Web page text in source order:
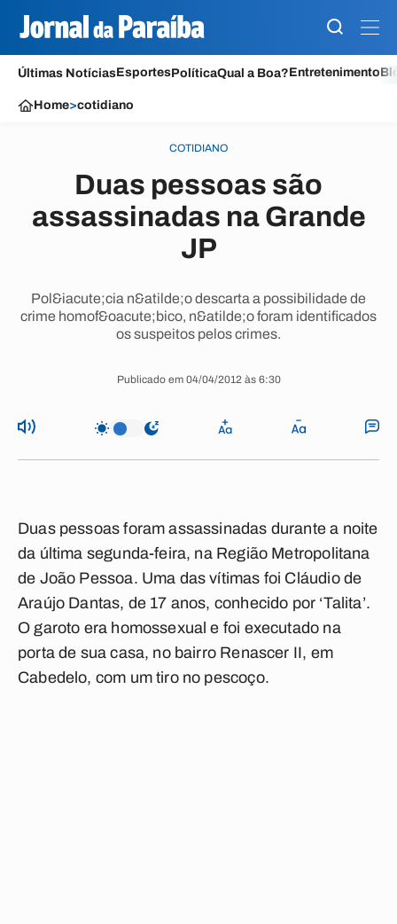
Últimas NotíciasEsportesPolíticaQual a Boa?Entretenimento
Home>cotidiano
COTIDIANO
Duas pessoas são
assassinadas na Grande
JP
Pol&iacute;cia n&atilde;o descarta a possibilidade de
crime homof&oacute;bico, n&atilde;o foram identificados
os suspeitos pelos crimes.
Publicado em 04/04/2012 às 6:30
Duas pessoas foram assassinadas durante a noite
da última segunda-feira, na Região Metropolitana
de João Pessoa. Uma das vítimas foi Cláudio de
Araújo Dantas, de 17 anos, conhecido por ‘Talita’.
O garoto era homossexual e foi executado na
porta de sua casa, no bairro Renascer II, em
Cabedelo, com um tiro no pescoço.